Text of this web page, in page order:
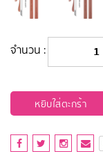
จำนวน :
หยิบใส่ตะกร้า